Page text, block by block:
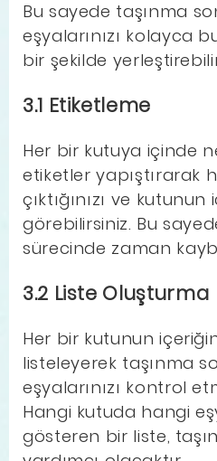
Bu sayede taşınma
eşyalarınızı kolayca
bir şekilde
3.1 Etiketleme
Her bir kutuya içinde
etiketler yapıştırarak
çıktığınızı ve
görebilirsiniz. Bu
sürecinde zaman
3.2 Liste Oluşturma
Her bir kutunun
listeleyerek taşınma
eşyalarınızı kontrol
Hangi kutuda hangi
gösteren bir liste,